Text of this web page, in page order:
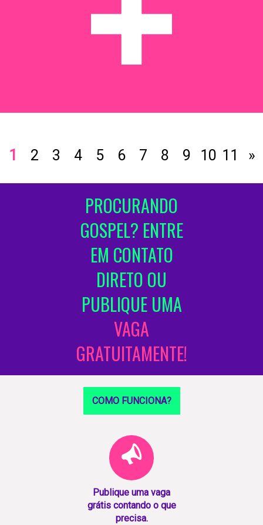
1 2 3 4 5 6 7 8 9 10 11 »
PROCURANDO
GOSPEL? ENTRE
EM CONTATO
DIRETO OU
PUBLIQUE UMA
VAGA
GRATUITAMENTE!
COMO FUNCIONA?
Publique uma vaga
grátis contando o que
precisa.